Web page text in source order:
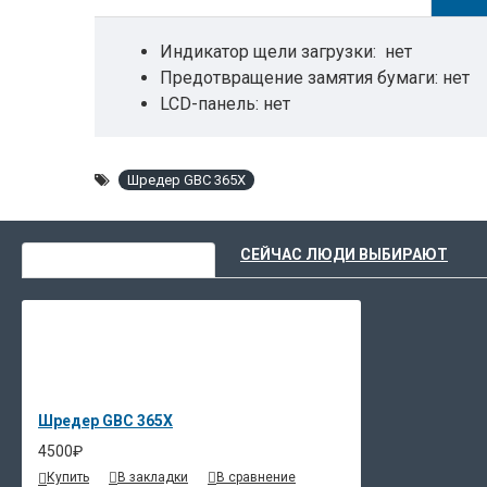
Индикатор щели загрузки: нет
Предотвращение замятия бумаги: нет
LCD-панель: нет
Тип корзины: Напольный
Шредер GBC 365X
СЕЙЧАС ЛЮДИ ВЫБИРАЮТ
Шредер GBC 365X
4500₽
Купить В закладки В сравнение